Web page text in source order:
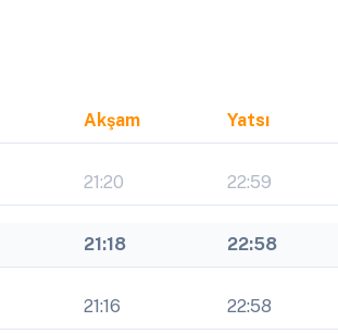
Akşam Yatsı
21:20 22:59
21:18 22:58
21:16 22:58